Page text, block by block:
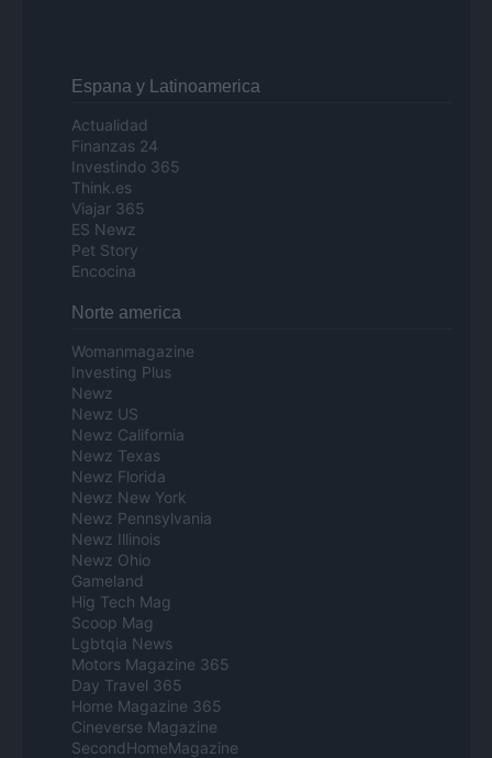
Espana y Latinoamerica
Actualidad
Finanzas 24
Investindo 365
Think.es
Viajar 365
ES Newz
Pet Story
Encocina
Norte america
Womanmagazine
Investing Plus
Newz
Newz US
Newz California
Newz Texas
Newz Florida
Newz New York
Newz Pennsylvania
Newz Illinois
Newz Ohio
Gameland
Hig Tech Mag
Scoop Mag
Lgbtqia News
Motors Magazine 365
Day Travel 365
Home Magazine 365
Cineverse Magazine
SecondHomeMagazine